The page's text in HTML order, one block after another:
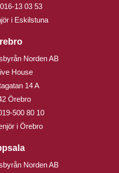
016-13 03 53
i Eskilstuna
Norden AB
House
14 A
Örebro
500 80 10
i Örebro
Norden AB